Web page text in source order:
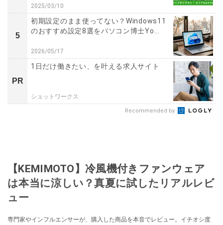
2025/03/10
5
初期設定のまま使ってない？Windows11
のおすすめ設定8選をパソコン博士Yo...
2026/05/17
PR
1日だけ働きたい、を叶える求人サイト
ショットワークス
Recommended by
【KEMIMOTO】冷風機付きファンウェア
は本当に涼しい？真夏に試したリアルレビ
ュー
専門家やインフルエンサーが、購入した商品を本音でレビュー。イチオシ度